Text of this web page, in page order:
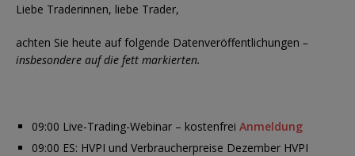
Liebe Traderinnen, liebe Trader,
achten Sie heute auf folgende Datenveröffentlichungen –
insbesondere auf die fett markierten.
09:00 Live-Trading-Webinar – kostenfrei Anmeldung
09:00 ES: HVPI und Verbraucherpreise Dezember HVPI